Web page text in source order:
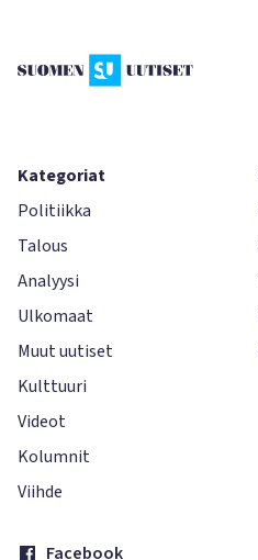
Kategoriat
Politiikka
Talous
Analyysi
Ulkomaat
Muut uutiset
Kulttuuri
Videot
Kolumnit
Viihde
Facebook